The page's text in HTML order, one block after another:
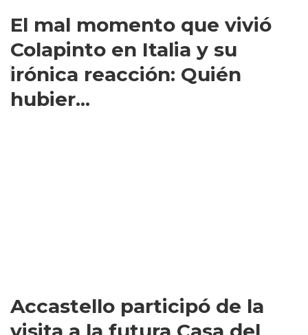
El mal momento que vivió
Colapinto en Italia y su
irónica reacción: Quién
hubier...
Accastello participó de la